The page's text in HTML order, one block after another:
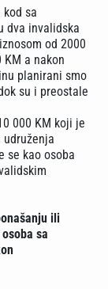
sa
dva invalidska
od 2000
a nakon
planirani smo
su i preostale
000 KM koji je
se kao osoba
ili
sa